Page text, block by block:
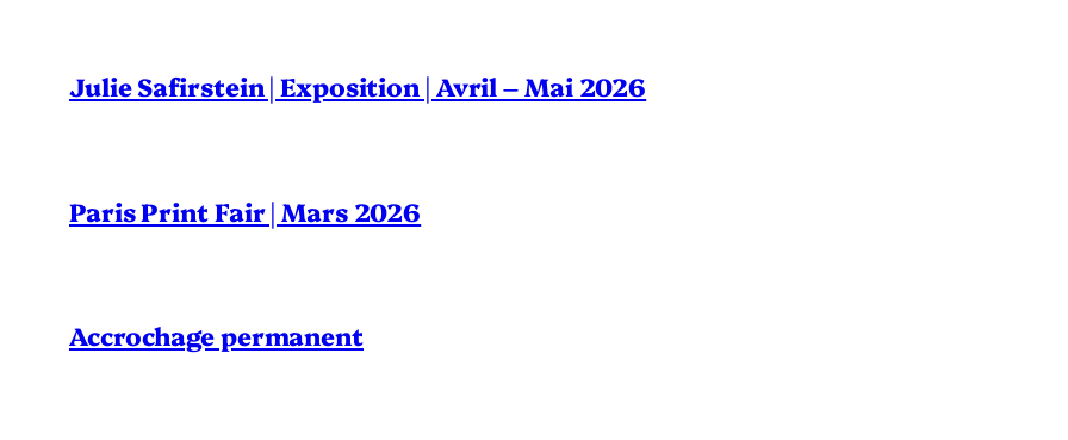
Julie Safirstein | Exposition | Avril – Mai 2026
Paris Print Fair | Mars 2026
Accrochage permanent